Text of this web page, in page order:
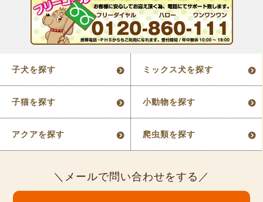
子犬を探す ミックス犬を探す
子猫を探す 小動物を探す
アクアを探す 爬虫類を探す
メールで問い合わせをする